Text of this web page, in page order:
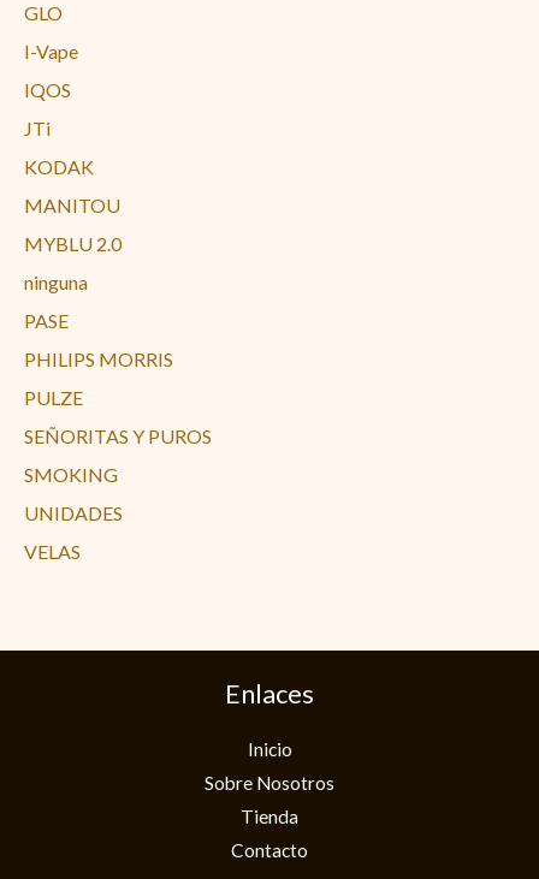
GLO
I-Vape
IQOS
JTi
KODAK
MANITOU
MYBLU 2.0
ninguna
PASE
PHILIPS MORRIS
PULZE
SEÑORITAS Y PUROS
SMOKING
UNIDADES
VELAS
Enlaces
Inicio
Sobre Nosotros
Tienda
Contacto